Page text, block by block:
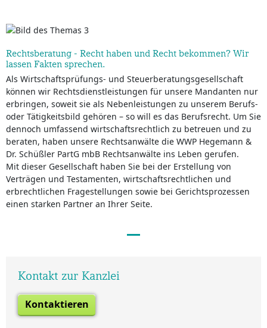
Rechtsberatung - Recht haben und Recht bekommen? Wir
lassen Fakten sprechen.
Als Wirtschaftsprüfungs- und Steuerberatungsgesellschaft
können wir Rechtsdienstleistungen für unsere Mandanten nur
erbringen, soweit sie als Nebenleistungen zu unserem Berufs-
oder Tätigkeitsbild gehören – so will es das Berufsrecht. Um Sie
dennoch umfassend wirtschaftsrechtlich zu betreuen und zu
beraten, haben unsere Rechtsanwälte die WWP Hegemann &
Dr. Schüßler PartG mbB Rechtsanwälte ins Leben gerufen.
Mit dieser Gesellschaft haben Sie bei der Erstellung von
Verträgen und Testamenten, wirtschaftsrechtlichen und
erbrechtlichen Fragestellungen sowie bei Gerichtsprozessen
einen starken Partner an Ihrer Seite.
Kontakt zur Kanzlei
Kontaktieren